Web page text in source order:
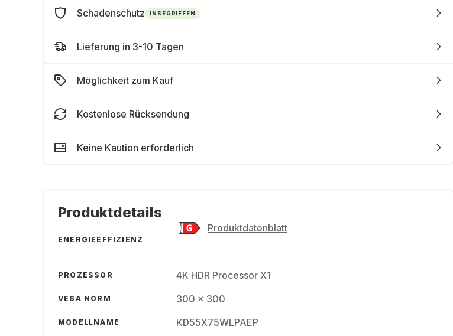
Schadenschutz INBEGRIFFEN
Lieferung in 3-10 Tagen
Möglichkeit zum Kauf
Kostenlose Rücksendung
Keine Kaution erforderlich
Produktdetails
ENERGIEEFFIZIENZ
Produktdatenblatt
PROZESSOR 4K HDR Processor X1
VESA NORM 300 x 300
MODELLNAME KD55X75WLPAEP